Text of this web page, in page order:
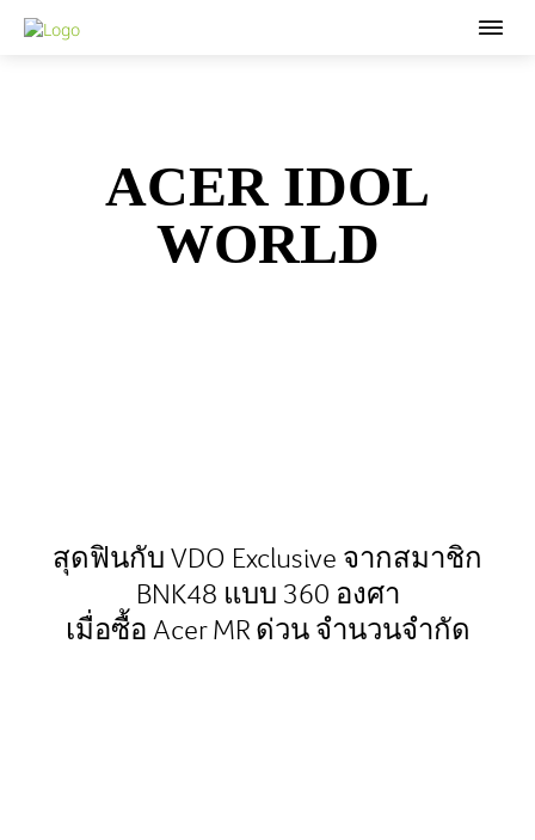
ACER IDOL
WORLD
สุดฟินกับ VDO Exclusive จากสมาชิก
BNK48 แบบ 360 องศา
เมื่อซื้อ Acer MR ด่วน จำนวนจำกัด